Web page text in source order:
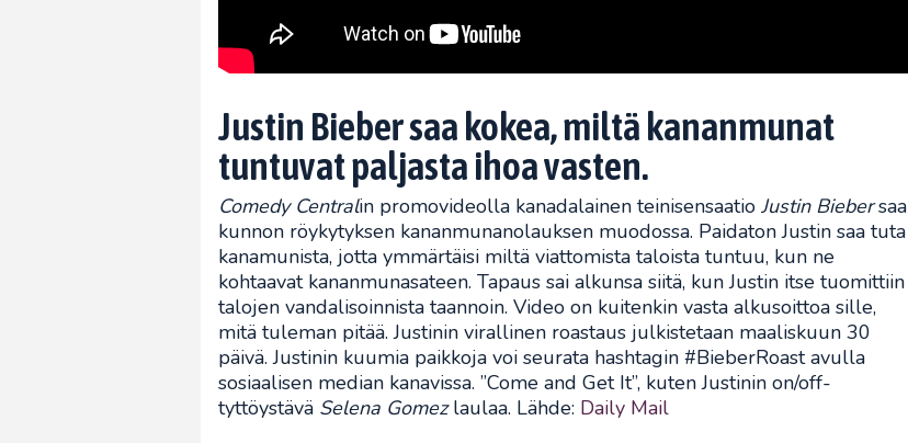
Justin Bieber saa kokea, miltä kananmunat
tuntuvat paljasta ihoa vasten.
Comedy Centralin promovideolla kanadalainen teinisensaatio Justin Biebersaa
kunnon röykytyksen kananmunanolauksen muodossa. Paidaton Justin saa tuta
kanamunista, jotta ymmärtäisi miltä viattomista taloista tuntuu, kun ne
kohtaavat kananmunasateen. Tapaus sai alkunsa siitä, kun Justin itse tuomittiin
talojen vandalisoinnista taannoin. Video on kuitenkin vasta alkusoittoa sille,
mitä tuleman pitää. Justinin virallinen roastaus julkistetaan maaliskuun 30
päivä. Justinin kuumia paikkoja voi seurata hashtagin #BieberRoast avulla
sosiaalisen median kanavissa. ”Come and Get It”, kuten Justinin on/off-
tyttöystävä Selena Gomezlaulaa. Lähde: Daily Mail